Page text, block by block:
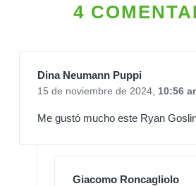
4
Dina Neumann Puppi
15 de noviembre de 2024, 10:56
Me gustó mucho este Ryan
Giacomo Roncagliolo